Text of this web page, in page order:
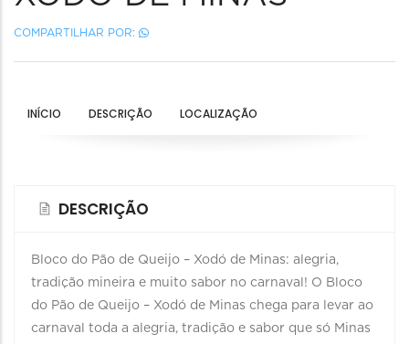
COMPARTILHAR POR:
INÍCIO DESCRIÇÃO LOCALIZAÇÃO
DESCRIÇÃO
Bloco do Pão de Queijo – Xodó de Minas: alegria,
tradição mineira e muito sabor no carnaval! O Bloco
do Pão de Queijo – Xodó de Minas chega para levar ao
carnaval toda a alegria, tradição e sabor que só Minas